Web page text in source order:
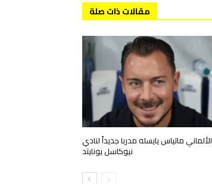
مقالات ذات صلة
الألماني ماتياس يايسله مدربا جديداً لنادي
نيوكاسل يونايتد